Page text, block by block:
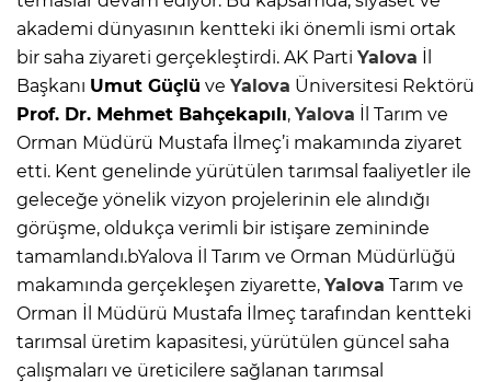
akademi dünyasının kentteki iki önemli ismi ortak
bir saha ziyareti gerçekleştirdi. AK Parti Yalova İl
Başkanı Umut Güçlü ve Yalova Üniversitesi Rektörü
Prof. Dr. Mehmet Bahçekapılı, Yalova İl Tarım ve
Orman Müdürü Mustafa İlmeç’i makamında ziyaret
etti. Kent genelinde yürütülen tarımsal faaliyetler ile
geleceğe yönelik vizyon projelerinin ele alındığı
görüşme, oldukça verimli bir istişare zemininde
tamamlandı.bYalova İl Tarım ve Orman Müdürlüğü
makamında gerçekleşen ziyarette, Yalova Tarım ve
Orman İl Müdürü Mustafa İlmeç tarafından kentteki
tarımsal üretim kapasitesi, yürütülen güncel saha
çalışmaları ve üreticilere sağlanan tarımsal